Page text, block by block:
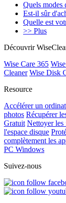
Quels modes
Est-il sûr
Quelle est
>> Plus
Découvrir
Wise Care 365
Cleaner Wise Disk
Resource
Accélérer un
photos Récupérer
Gratuit Nettoyer les
l'espace disque
complètement les
PC Windows
Suivez-nous